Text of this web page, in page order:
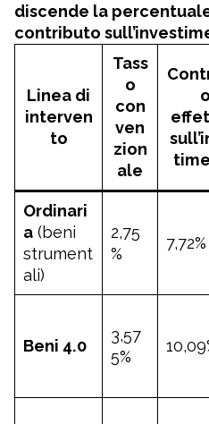
discende la
contributo
Linea di
interven
to
Tass
o
con
ven
zion
ale
o
Ordinari
a (beni
strument
ali)
2,75
%
7,72%
Beni 4.0
3,57
5%